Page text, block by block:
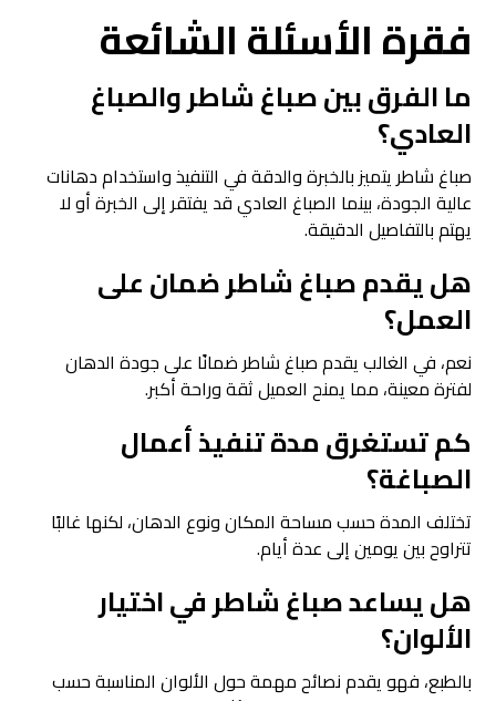
فقرة الأسئلة الشائعة
ما الفرق بين صباغ شاطر والصباغ
العادي؟
صباغ شاطر يتميز بالخبرة والدقة في التنفيذ واستخدام دهانات
عالية الجودة، بينما الصباغ العادي قد يفتقر إلى الخبرة أو لا
يهتم بالتفاصيل الدقيقة.
هل يقدم صباغ شاطر ضمان على
العمل؟
نعم، في الغالب يقدم صباغ شاطر ضمانًا على جودة الدهان
لفترة معينة، مما يمنح العميل ثقة وراحة أكبر.
كم تستغرق مدة تنفيذ أعمال
الصباغة؟
تختلف المدة حسب مساحة المكان ونوع الدهان، لكنها غالبًا
تتراوح بين يومين إلى عدة أيام.
هل يساعد صباغ شاطر في اختيار
الألوان؟
بالطبع، فهو يقدم نصائح مهمة حول الألوان المناسبة حسب